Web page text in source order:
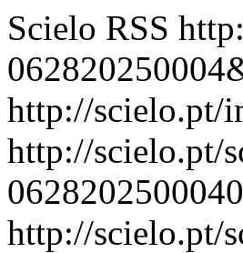
Scielo RSS
http://scielo.pt/
http://scielo.pt/
http://scielo.pt/